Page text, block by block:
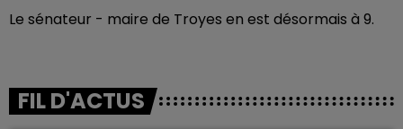
Le sénateur - maire de Troyes en est désormais à 9.
FIL D'ACTUS